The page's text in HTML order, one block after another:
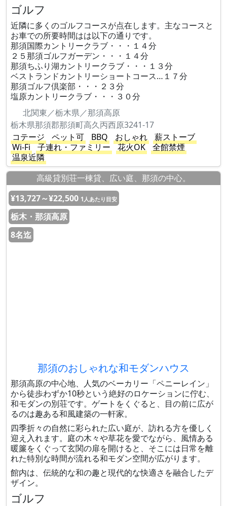
ゴルフ
近隣に多くのゴルフコースが点在します。主なコースと
お車での所要時間はは以下の通りです。
那須国際カントリークラブ・・・１４分
２５那須ゴルフガーデン・・・１４分
那須ちふり湖カントリークラブ・・・１３分
ベストランドカントリーショートコース…１７分
那須ゴルフ倶楽部・・・２３分
塩原カントリークラブ・・・３０分
北関東／栃木県／那須高原
栃木県那須郡那須町高久丙西原3241-17
コテージ
ペット可 BBQ おしゃれ
薪ストーブ
Wi-Fi
子連れ・ファミリー 花火OK
全館禁煙
温泉近隣
高級貸別荘一棟貸、広い庭、那須の中心。
¥13,727～¥22,500 1人あたり目安
栃木・那須高原
8名迄
那須のおしゃれな和モダンハウス
那須高原の中心地、人気のベーカリー「ペニーレイン」
から徒歩わずか10秒という絶好のロケーションに佇む、
和モダンの別荘です。ゲートをくぐると、目の前に広が
るのは趣ある和風建築の一軒家。
四季折々の自然に彩られた広い庭が、訪れる方を優しく
迎え入れます。庭の木々や草花を愛でながら、風情ある
暖簾をくぐって玄関の扉を開けると、そこには日常を離
れた特別な時間が流れる和モダン空間が広がります。
館内は、伝統的な和の趣と現代的な快適さを融合したデ
ザイン。
ゴルフ